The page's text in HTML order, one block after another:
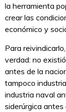
la herramienta
crear las
económico y
Para
verdad: no
antes de la
tampoco
industria naval
siderúrgica antes